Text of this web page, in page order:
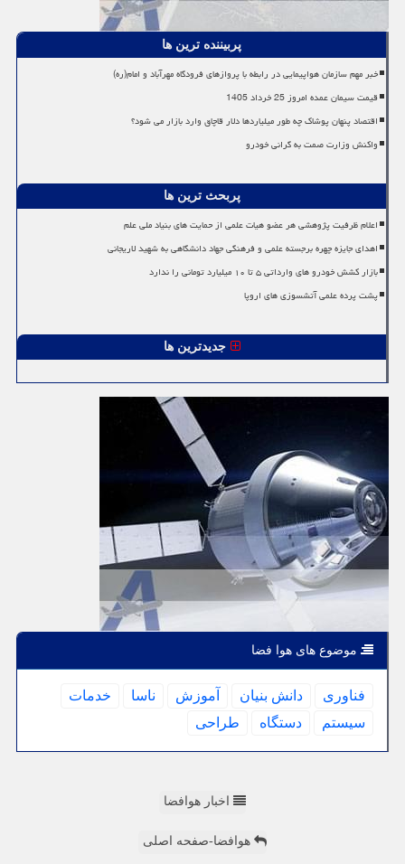
پربیننده ترین ها
خبر مهم سازمان هواپیمایی در رابطه با پروازهای فرودگاه مهرآباد و امام(ره)
قیمت سیمان عمده امروز 25 خرداد 1405
اقتصاد پنهان پوشاک چه طور میلیاردها دلار قاچاق وارد بازار می شود؟
واکنش وزارت صمت به گرانی خودرو
پربحث ترین ها
اعلام ظرفیت پژوهشی هر عضو هیات علمی از حمایت های بنیاد ملی علم
اهدای جایزه چهره برجسته علمی و فرهنگی جهاد دانشگاهی به شهید لاریجانی
بازار کشش خودرو های وارداتی ۵ تا ۱۰ میلیارد تومانی را ندارد
پشت پرده علمی آتشسوزی های اروپا
جدیدترین ها
موضوع های هوا فضا
فناوری دانش بنیان آموزش ناسا
خدمات
سیستم
دستگاه طراحی
اخبار هوافضا
هوافضا-صفحه اصلی